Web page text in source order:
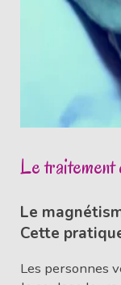
Le traitement
Le
Cette
Les personnes